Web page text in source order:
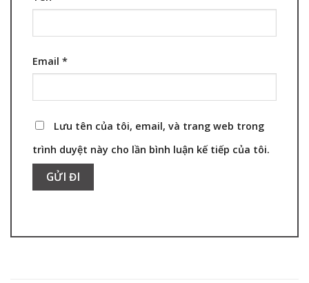
Email *
Lưu tên của tôi, email, và trang web trong
trình duyệt này cho lần bình luận kế tiếp của tôi.